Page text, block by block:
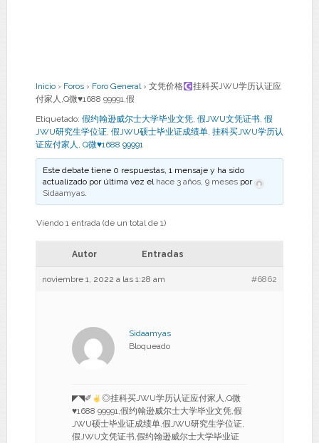
Inicio › Foros › Foro General › 文凭价格
挂科买JWU学历认证应
付家人,Q微♥1688 99991,假
Etiquetado: 假约翰逊威尔士大学毕业文凭, 假JWU文凭证书, 假
JWU研究生学位证, 假JWU硕士毕业证成绩单, 挂科买JWU学历认
证应付家人 , Q微♥1688 99991
Este debate tiene 0 respuestas, 1 mensaje y ha sido
actualizado por última vez el hace 3 años, 9 meses por
Sidaamyas.
Viendo 1 entrada (de un total de 1)
Autor Entradas
noviembre 1, 2022 a las 1:28 am #6862
Sidaamyas
Bloqueado
◤◥✐
◎挂科买JWU学历认证应付家人,Q微
♥1688 99991,假约翰逊威尔士大学毕业文凭,假
JWU硕士毕业证成绩单,假JWU研究生学位证,
假JWU文凭证书,假约翰逊威尔士大学毕业证